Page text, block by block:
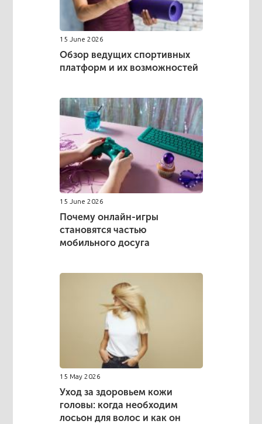
15 June 2026
Обзор ведущих спортивных
платформ и их возможностей
15 June 2026
Почему онлайн-игры
становятся частью
мобильного досуга
15 May 2026
Уход за здоровьем кожи
головы: когда необходим
лосьон для волос и как он